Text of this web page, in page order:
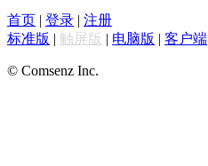
首页 | 登录 | 注册
标准版 | 触屏版 | 电脑版 | 客户端
© Comsenz Inc.